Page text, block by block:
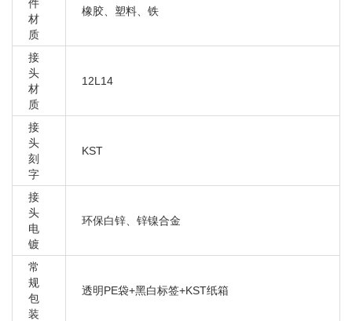
奥迪 A4 B6/B7
奥迪 A4L B8
奥迪 S4 B6/B7
奥迪 S5
奥迪 A5
奥迪 A6 C5
奥迪 A6 C6
奥迪 A6L A7
奥迪 A6L C7
奥迪 A7
奥迪 A4 B5
奥迪 A4 B6/B7
奥迪 A4L B8
奥迪 S4 B6/B7
件
材
质
橡胶、塑料、铁
接
头
材
质
12L14
接
头
刻
字
KST
接
头
电
镀
环保白锌、锌镍合金
常
规
包
装
透明PE袋+黑白标签+KST纸箱